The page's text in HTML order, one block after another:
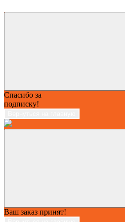
Спасибо за
подписку!
Ваш заказ принят!